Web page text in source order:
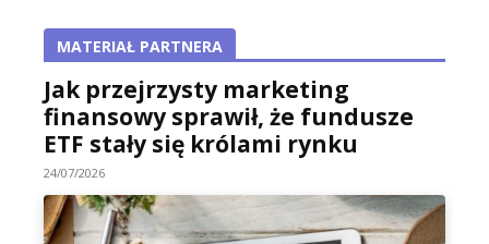
MATERIAŁ PARTNERA
Jak przejrzysty marketing
finansowy sprawił, że fundusze
ETF stały się królami rynku
24/07/2026